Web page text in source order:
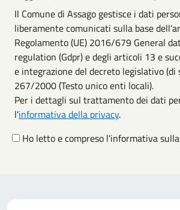
Il Comune di Assago gestisce i dati
liberamente comunicati sulla base
Regolamento (UE) 2016/679 General
regulation (Gdpr) e degli articoli 13 e
e integrazione del decreto legislativo (di
267/2000 (Testo unico enti locali).
Per i dettagli sul trattamento dei dati
l'informativa della privacy.
Ho letto e compreso l'informativa